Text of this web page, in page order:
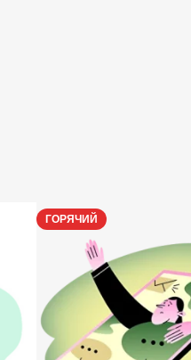
ГОРЯЧИЙ